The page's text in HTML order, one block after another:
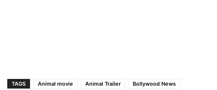
TAGS Animal movie Animal Trailer
Bollywood News